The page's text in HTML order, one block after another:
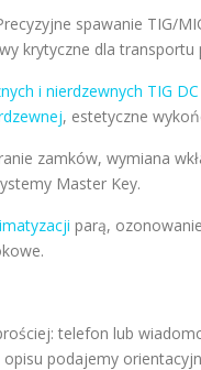
spawanie TIG/
krytyczne dla transportu
i nierdzewnych TIG
, estetyczne
zamków, wymiana
Master Key.
parą,
telefon lub
podajemy